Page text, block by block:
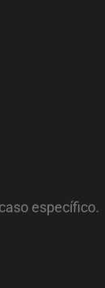
específico.